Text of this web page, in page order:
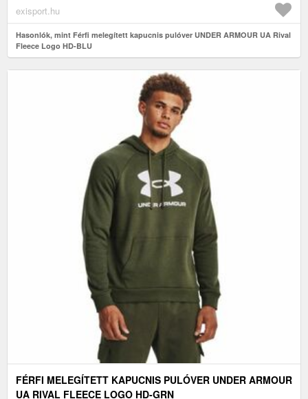
exisport.hu
Hasonlók, mint Férfi melegített kapucnis pulóver UNDER ARMOUR UA Rival
Fleece Logo HD-BLU
FÉRFI MELEGÍTETT KAPUCNIS PULÓVER UNDER ARMOUR
UA RIVAL FLEECE LOGO HD-GRN